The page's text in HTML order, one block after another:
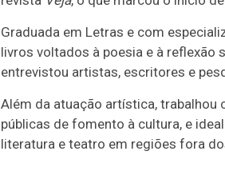
Graduada em Letras e com
livros voltados à poesia e à reflexão
entrevistou artistas, escritores e
Além da atuação artística,
públicas de fomento à cultura, e
literatura e teatro em regiões fora